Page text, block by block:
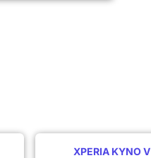
XPERIA KYNO V